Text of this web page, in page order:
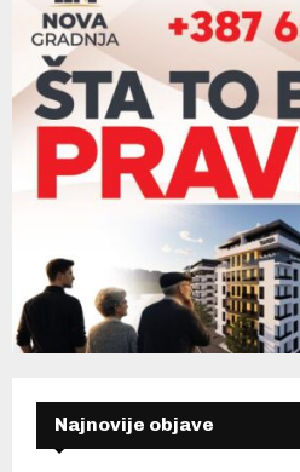
Najnovije objave